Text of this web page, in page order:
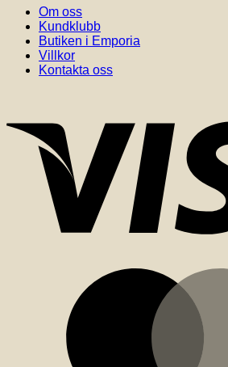
Om oss
Kundklubb
Butiken i Emporia
Villkor
Kontakta oss